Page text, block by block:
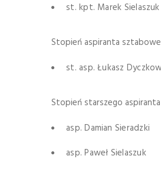
st. kpt. Marek Sielaszuk
Stopień aspiranta
st. asp. Łukasz
Stopień starszego
asp. Damian Sieradzki
asp. Paweł Sielaszuk